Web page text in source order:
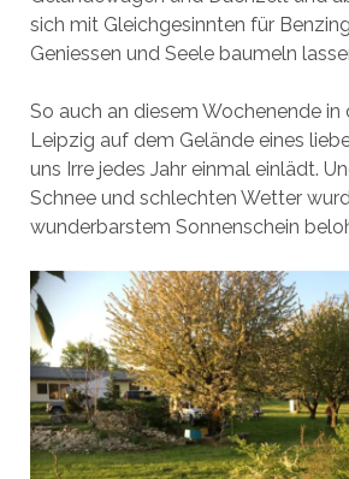
sich mit Gleichgesinnten für
Geniessen und Seele baumeln
So auch an diesem Wochenende in
Leipzig auf dem Gelände eines
uns Irre jedes Jahr einmal einlädt.
Schnee und schlechten Wetter
wunderbarstem Sonnenschein